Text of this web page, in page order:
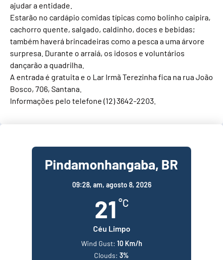
ajudar a entidade.
Estarão no cardápio comidas típicas como bolinho caipira,
cachorro quente, salgado, caldinho, doces e bebidas;
também haverá brincadeiras como a pesca a uma árvore
surpresa. Durante o arraiá, os idosos e voluntários
dançarão a quadrilha.
A entrada é gratuita e o Lar Irmã Terezinha fica na rua João
Bosco, 706, Santana.
Informações pelo telefone (12) 3642-2203.
Pindamonhangaba, BR
09:28, am, agosto 8, 2026
21 °C
Céu Limpo
Wind Gust: 10 Km/h
Clouds: 3%